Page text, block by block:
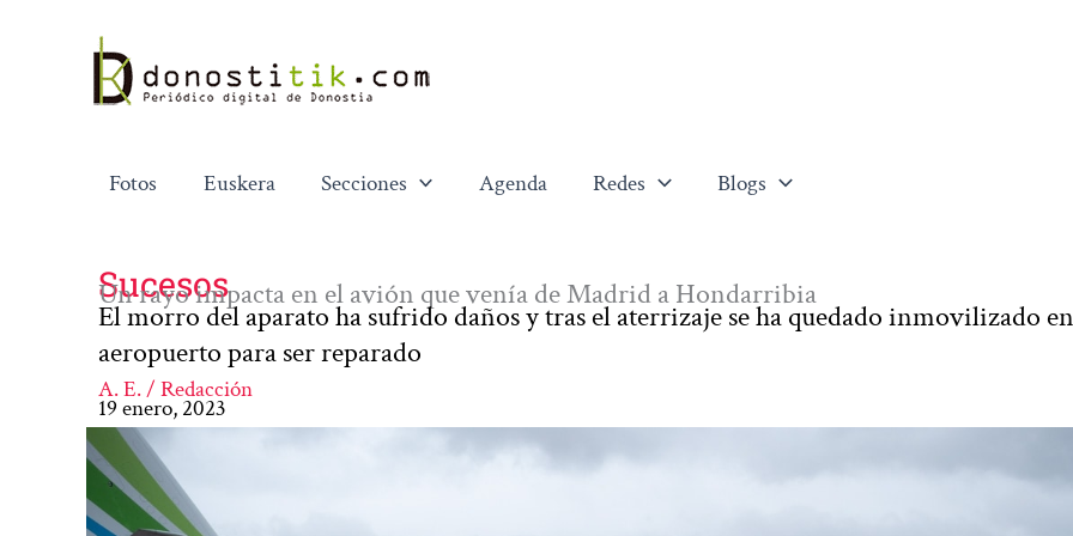
contenido
Fotos Euskera Secciones Agenda Redes Blogs
Sucesos
Un rayo impacta en el avión que venía de Madrid a Hondarribia
El morro del aparato ha sufrido daños y tras el aterrizaje se ha quedado inmovilizado
aeropuerto para ser reparado
A. E. / Redacción
19 enero, 2023